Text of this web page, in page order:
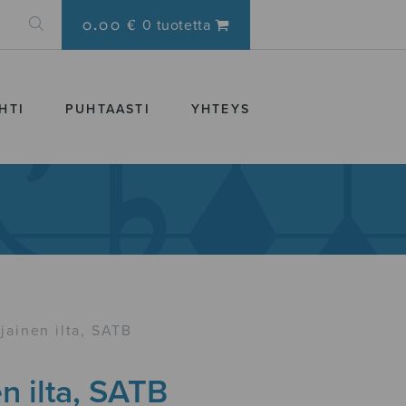
0.00 € 0 tuotetta
PUHTAASTI YHTEYS
ilta, SATB
ilta, SATB